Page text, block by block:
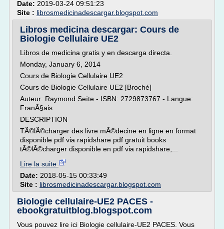
Date: 2019-03-24 09:51:23
Site : librosmedicinadescargar.blogspot.com
Libros medicina descargar: Cours de
Biologie Cellulaire UE2
Libros de medicina gratis y en descarga directa.
Monday, January 6, 2014
Cours de Biologie Cellulaire UE2
Cours de Biologie Cellulaire UE2 [Broché]
Auteur: Raymond Seïte - ISBN: 2729873767 - Langue:
FranÃ§ais
DESCRIPTION
TÃ©lÃ©charger des livre mÃ©decine en ligne en format
disponible pdf via rapidshare pdf gratuit books
tÃ©lÃ©charger disponible en pdf via rapidshare,...
Lire la suite
Date: 2018-05-15 00:33:49
Site : librosmedicinadescargar.blogspot.com
Biologie cellulaire-UE2 PACES -
ebookgratuitblog.blogspot.com
Vous pouvez lire ici Biologie cellulaire-UE2 PACES. Vous